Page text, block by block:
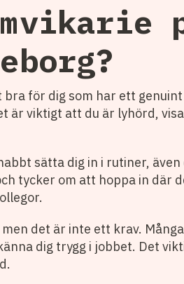
för dig som har ett
är viktigt att du är lyhörd,
sätta dig in i rutiner,
tycker om att hoppa in där
det är inte ett krav.
dig trygg i jobbet. Det